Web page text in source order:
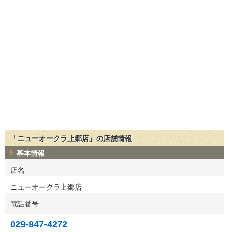
「ニューオークラ上郷店」の店舗情報
基本情報
店名
ニューオークラ上郷店
電話番号
029-847-4272